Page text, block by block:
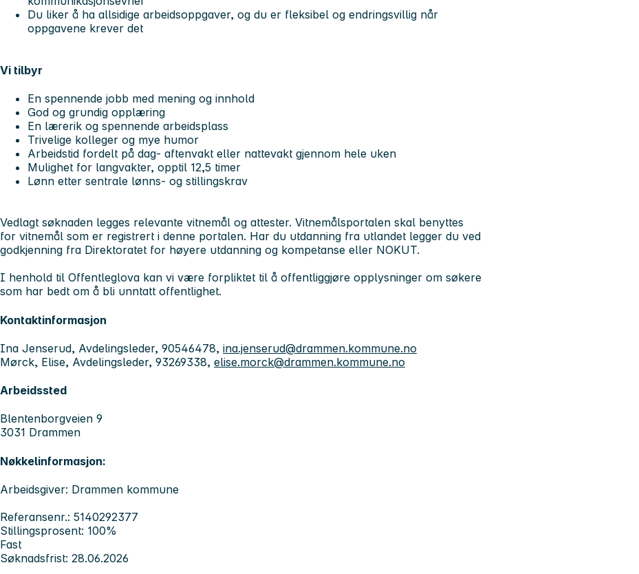
Du liker å ha allsidige arbeidsoppgaver, og du er fleksibel og endringsvillig når
oppgavene krever det
Vi tilbyr
En spennende jobb med mening og innhold
God og grundig opplæring
En lærerik og spennende arbeidsplass
Trivelige kolleger og mye humor
Arbeidstid fordelt på dag- aftenvakt eller nattevakt gjennom hele uken
Mulighet for langvakter, opptil 12,5 timer
Lønn etter sentrale lønns- og stillingskrav
Vedlagt søknaden legges relevante vitnemål og attester. Vitnemålsportalen skal benyttes
for vitnemål som er registrert i denne portalen. Har du utdanning fra utlandet legger du ved
godkjenning fra Direktoratet for høyere utdanning og kompetanse eller NOKUT.
I henhold til Offentleglova kan vi være forpliktet til å offentliggjøre opplysninger om søkere
som har bedt om å bli unntatt offentlighet.
Kontaktinformasjon
Ina Jenserud, Avdelingsleder, 90546478, ina.jenserud@drammen.kommune.no
Mørck, Elise, Avdelingsleder, 93269338, elise.morck@drammen.kommune.no
Arbeidssted
Blentenborgveien 9
3031 Drammen
Nøkkelinformasjon:
Arbeidsgiver: Drammen kommune
Referansenr.: 5140292377
Stillingsprosent: 100%
Fast
Søknadsfrist: 28.06.2026